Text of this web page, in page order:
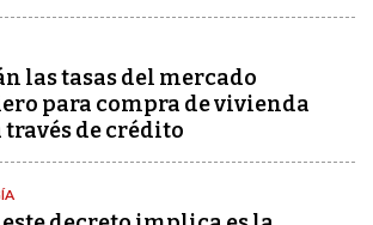
las tasas del mercado
para compra de vivienda
través de crédito